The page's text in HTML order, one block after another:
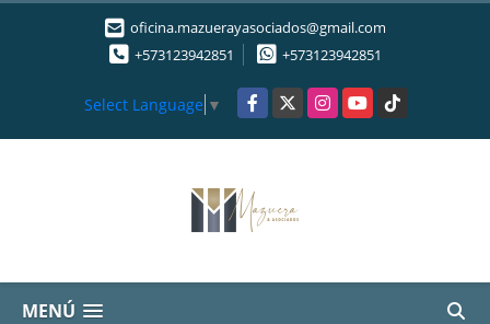
oficina.mazuerayasociados@gmail.com
+573123942851
+573123942851
Select Language ▼ Facebook
X InstagramYouTubeTikTok
MENÚ